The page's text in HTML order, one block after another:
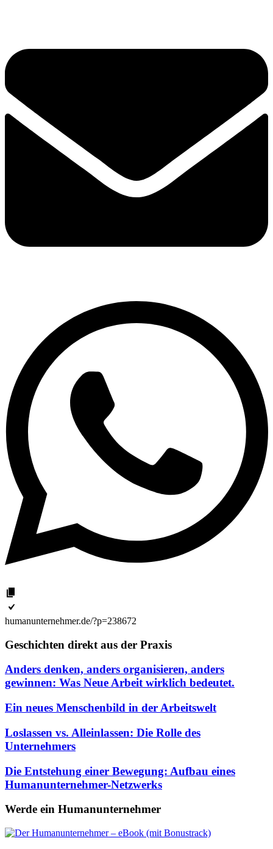
humanunternehmer.de/?p=238672
Geschichten direkt aus der Praxis
Anders denken, anders organisieren, anders
gewinnen: Was Neue Arbeit wirklich bedeutet.
Ein neues Menschenbild in der Arbeitswelt
Loslassen vs. Alleinlassen: Die Rolle des
Unternehmers
Die Entstehung einer Bewegung: Aufbau eines
Humanunternehmer-Netzwerks
Werde ein Humanunternehmer